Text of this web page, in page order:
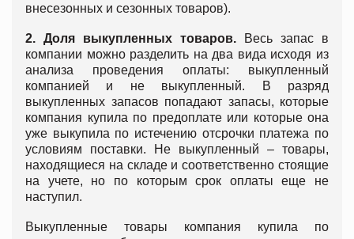
внесезонных и сезонных товаров).
2. Доля выкупленных товаров. Весь запас в
компании можно разделить на два вида исходя из
анализа проведения оплаты: выкупленный
компанией и не выкупленный. В разряд
выкупленных запасов попадают запасы, которые
компания купила по предоплате или которые она
уже выкупила по истечению отсрочки платежа по
условиям поставки. Не выкупленный – товары,
находящиеся на складе и соответственно стоящие
на учете, но по которым срок оплаты еще не
наступил.
Выкупленные товары компания купила по